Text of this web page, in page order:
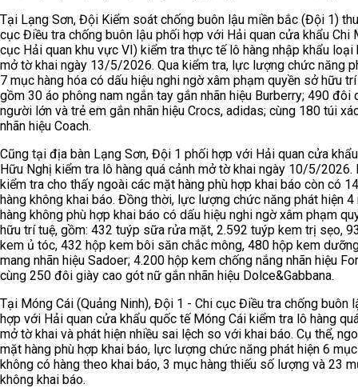
Tại Lạng Sơn, Đội Kiểm soát chống buôn lậu miền bắc (Đội 1)
cục Điều tra chống buôn lậu phối hợp với Hải quan cửa khẩu Chi
cục Hải quan khu vực VI) kiểm tra thực tế lô hàng nhập khẩu loại
mở tờ khai ngày 13/5/2026. Qua kiểm tra, lực lượng chức năng
7 mục hàng hóa có dấu hiệu nghi ngờ xâm phạm quyền sở hữu trí
gồm 30 áo phông nam ngắn tay gắn nhãn hiệu Burberry; 490 đôi
người lớn và trẻ em gắn nhãn hiệu Crocs, adidas; cùng 180 túi
nhãn hiệu Coach.
Cũng tại địa bàn Lạng Sơn, Đội 1 phối hợp với Hải quan cửa
Hữu Nghị kiểm tra lô hàng quá cảnh mở tờ khai ngày 10/5/2026.
kiểm tra cho thấy ngoài các mặt hàng phù hợp khai báo còn có
hàng không khai báo. Đồng thời, lực lượng chức năng phát hiện 4
hàng không phù hợp khai báo có dấu hiệu nghi ngờ xâm phạm
hữu trí tuệ, gồm: 432 tuýp sữa rửa mặt, 2.592 tuýp kem trị sẹo,
kem ủ tóc, 432 hộp kem bôi săn chắc mông, 480 hộp kem
mang nhãn hiệu Sadoer; 4.200 hộp kem chống nắng nhãn hiệu
cùng 250 đôi giày cao gót nữ gắn nhãn hiệu Dolce&Gabbana.
Tại Móng Cái (Quảng Ninh), Đội 1 - Chi cục Điều tra chống buôn
hợp với Hải quan cửa khẩu quốc tế Móng Cái kiểm tra lô hàng
mở tờ khai và phát hiện nhiều sai lệch so với khai báo. Cụ thể,
mặt hàng phù hợp khai báo, lực lượng chức năng phát hiện 6
không có hàng theo khai báo, 3 mục hàng thiếu số lượng và 23
không khai báo.